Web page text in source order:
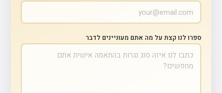
ספרו לנו קצת על מה אתם מעוניינים לדבר